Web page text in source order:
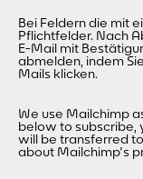
Bei Feldern die mit
Pflichtfelder. Nach
E-Mail mit
abmelden, indem
Mails klicken.
We use Mailchimp
below to
will be transferred
about Mailchimp's